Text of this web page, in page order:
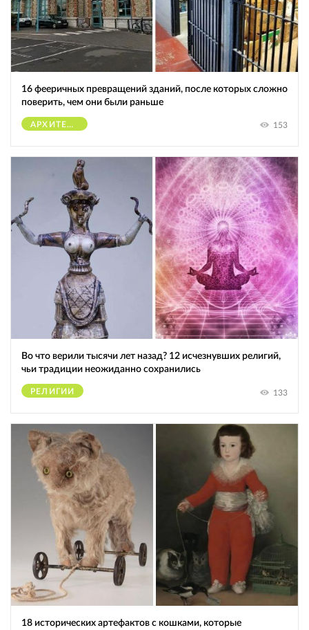
16 фееричных превращений зданий, после которых сложно
поверить, чем они были раньше
АРХИТЕКТУРА 153
Во что верили тысячи лет назад? 12 исчезнувших религий,
чьи традиции неожиданно сохранились
РЕЛИГИИ 133
18 исторических артефактов с кошками, которые